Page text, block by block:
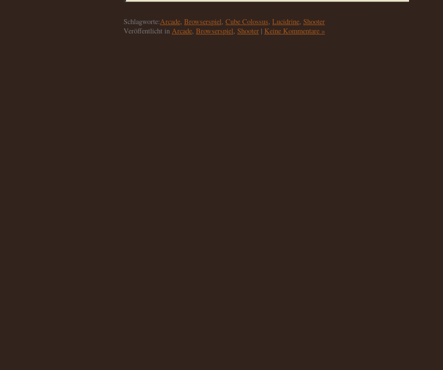
Schlagworte:Arcade, Browserspiel, Cube Colossus, Lucidrine, Shooter
Veröffentlicht in Arcade, Browserspiel, Shooter | Keine Kommentare »